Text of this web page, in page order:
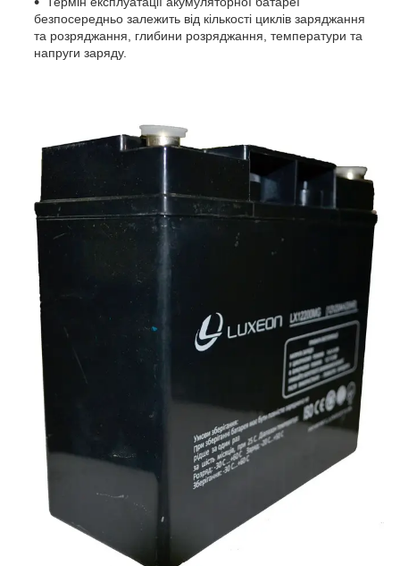
безпосередньо залежить від кількості циклів заряджання
та розряджання, глибини розряджання, температури та
напруги заряду.